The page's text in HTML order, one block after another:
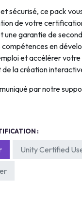
sécurisé, ce pack
de votre
garantie de
en
et accélérer
la création
par notre
:
Unity Certified